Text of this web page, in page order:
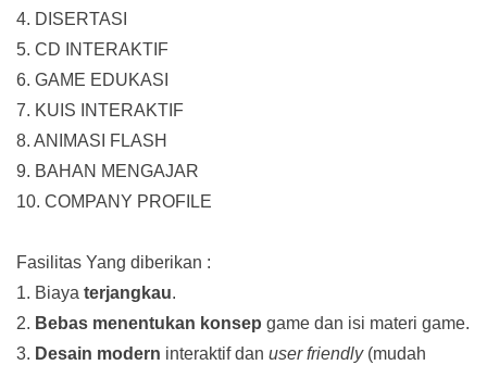
4. DISERTASI
5. CD INTERAKTIF
6. GAME EDUKASI
7. KUIS INTERAKTIF
8. ANIMASI FLASH
9. BAHAN MENGAJAR
10. COMPANY PROFILE
Fasilitas Yang diberikan :
1. Biaya terjangkau.
2. Bebas menentukan konsep game dan isi materi game.
3. Desain modern interaktif dan user friendly(mudah